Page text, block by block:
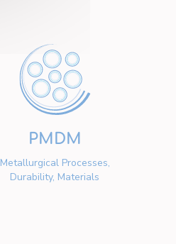
PMDM
Metallurgical Processes,
Durability, Materials